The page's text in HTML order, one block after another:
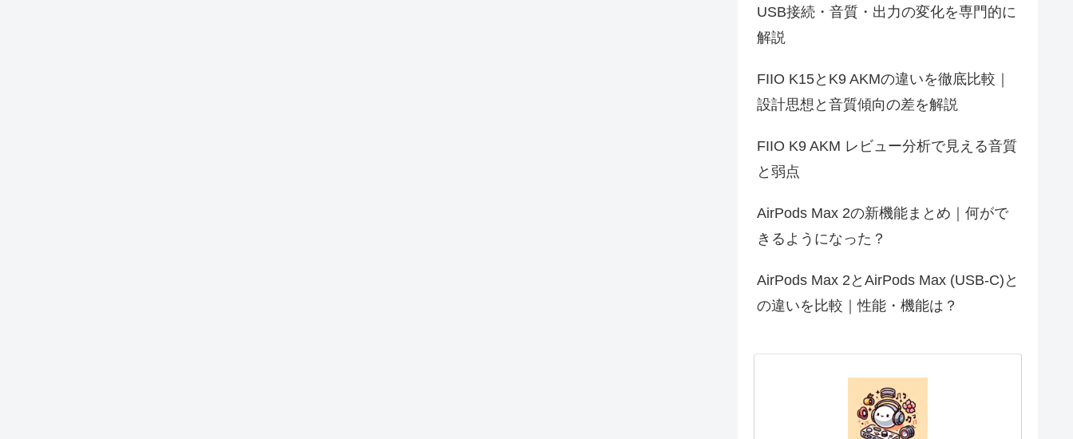
USB接続・音質・出力の変化を専門的に
解説
FIIO K15とK9 AKMの違いを徹底比較｜
設計思想と音質傾向の差を解説
FIIO K9 AKM レビュー分析で見える音質
と弱点
AirPods Max 2の新機能まとめ｜何がで
きるようになった？
AirPods Max 2とAirPods Max (USB-C)と
の違いを比較｜性能・機能は？